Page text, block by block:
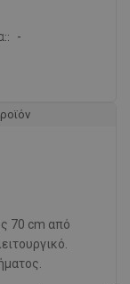
-
70 cm από